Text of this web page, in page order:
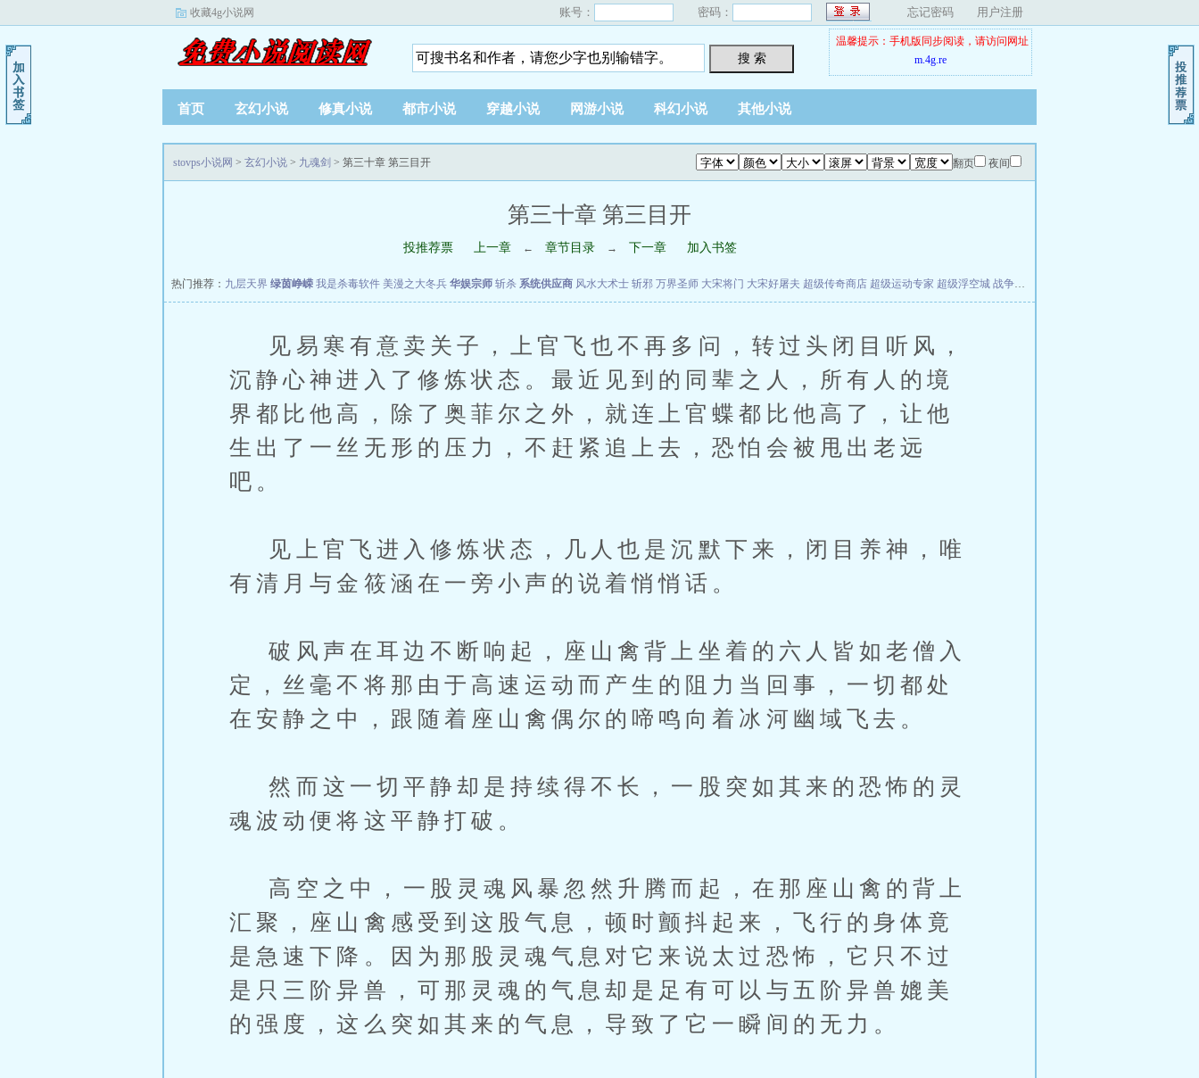
收藏4g小说网 账号： 密码： 忘记密码 用户注册
搜 索
温馨提示：手机版同步阅读，请访问网址
m.4g.re
首页 玄幻小说 修真小说 都市小说 穿越小说 网游小说 科幻小说 其他小说
翻页 夜间
stovps小说网 > 玄幻小说 > 九魂剑 > 第三十章 第三目开
第三十章 第三目开
投推荐票 上一章 ← 章节目录 → 下一章 加入书签
热门推荐： 九层天界 绿茵峥嵘 我是杀毒软件 美漫之大冬兵 华娱宗师 斩杀 系统供应商 风水大术士 斩邪 万界圣师 大宋将门 大宋好屠夫 超级传奇商店 超级运动专家 超级浮空城 战争天堂
见易寒有意卖关子，上官飞也不再多问，转过头闭目听风，
沉静心神进入了修炼状态。最近见到的同辈之人，所有人的境
界都比他高，除了奥菲尔之外，就连上官蝶都比他高了，让他
生出了一丝无形的压力，不赶紧追上去，恐怕会被甩出老远
吧。
见上官飞进入修炼状态，几人也是沉默下来，闭目养神，唯
有清月与金筱涵在一旁小声的说着悄悄话。
破风声在耳边不断响起，座山禽背上坐着的六人皆如老僧入
定，丝毫不将那由于高速运动而产生的阻力当回事，一切都处
在安静之中，跟随着座山禽偶尔的啼鸣向着冰河幽域飞去。
然而这一切平静却是持续得不长，一股突如其来的恐怖的灵
魂波动便将这平静打破。
高空之中，一股灵魂风暴忽然升腾而起，在那座山禽的背上
汇聚，座山禽感受到这股气息，顿时颤抖起来，飞行的身体竟
是急速下降。因为那股灵魂气息对它来说太过恐怖，它只不过
是只三阶异兽，可那灵魂的气息却是足有可以与五阶异兽媲美
的强度，这么突如其来的气息，导致了它一瞬间的无力。